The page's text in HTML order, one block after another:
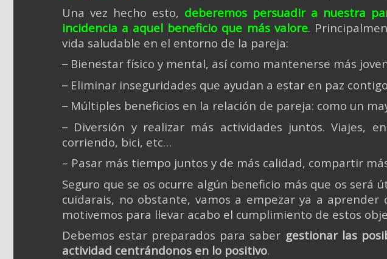
Una vez hecho esto, deberemos persuadir a nuestra
incidencia a aquel beneficio que más valore.
vida saludable en el entorno de la pareja:
– Bienestar físico y mental, así como mantenerse más
– Eliminar inseguridades que ayudan a estar en paz
– Múltiples beneficios en la relación de pareja: como un
– Diversión y realizar más actividades juntos. Viajes,
corriendo, bici, etc…
– Pasar más tiempo juntos y de más calidad, compartir
Seguro que se os ocurre algún beneficio más que os
cuidarais, no obstante, vamos a empezar ya a
motivemos para llevar acabo el cumplimiento de estos
Debemos estar preparados para saber gestionar las
actividad centrándonos en lo positivo.